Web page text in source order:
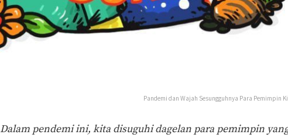
Pandemi dan Wajah Sesungguhnya Para Pemimpin
Dalam pendemi ini, kita disuguhi dagelan para pemimpin